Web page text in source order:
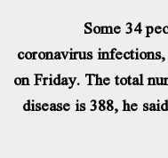
Some 34
coronavirus
on Friday. The total
disease is 388, he